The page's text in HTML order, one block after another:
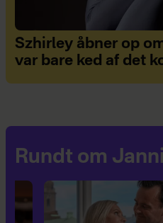
Szhirley åbner op
var bare ked af det
Rundt om